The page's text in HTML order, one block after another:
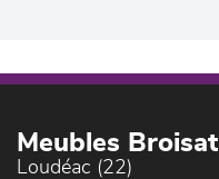
Meubles Broisat
Loudéac (22)